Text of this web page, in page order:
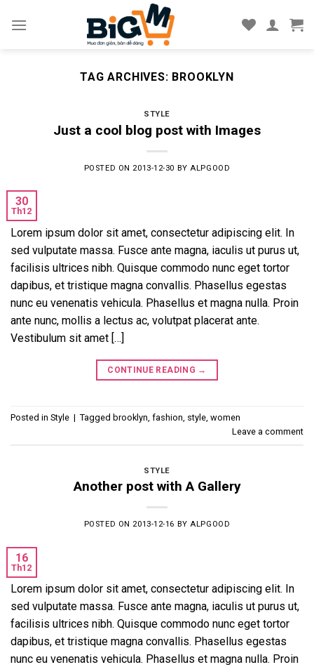
TAG ARCHIVES: BROOKLYN
STYLE
Just a cool blog post with Images
POSTED ON 2013-12-30 BY ALPGOOD
30
Th12
Lorem ipsum dolor sit amet, consectetur adipiscing elit. In
sed vulputate massa. Fusce ante magna, iaculis ut purus ut,
facilisis ultrices nibh. Quisque commodo nunc eget tortor
dapibus, et tristique magna convallis. Phasellus egestas
nunc eu venenatis vehicula. Phasellus et magna nulla. Proin
ante nunc, mollis a lectus ac, volutpat placerat ante.
Vestibulum sit amet […]
CONTINUE READING →
Posted in Style | Tagged brooklyn fashion style women
Leave a comment
STYLE
Another post with A Gallery
POSTED ON 2013-12-16 BYALPGOOD
16
Th12
Lorem ipsum dolor sit amet, consectetur adipiscing elit. In
sed vulputate massa. Fusce ante magna, iaculis ut purus ut,
facilisis ultrices nibh. Quisque commodo nunc eget tortor
dapibus, et tristique magna convallis. Phasellus egestas
nunc eu venenatis vehicula. Phasellus et magna nulla. Proin